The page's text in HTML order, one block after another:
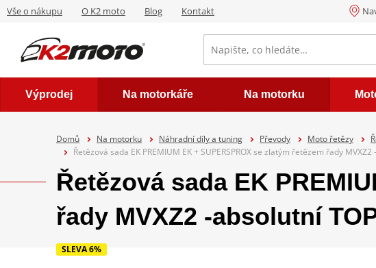
Vše o nákupu O K2 moto Blog Kontakt
Výprodej Na motorkáře Na motorku
Domů Na motorku Náhradní díly a tuning Převody Moto řetězy
Řetězová sada EK PREMIUM EK + SUPERSPROX se zlatým řetězem řady
Řetězová sada EK
řady MVXZ2 -absolutní
SLEVA 6%